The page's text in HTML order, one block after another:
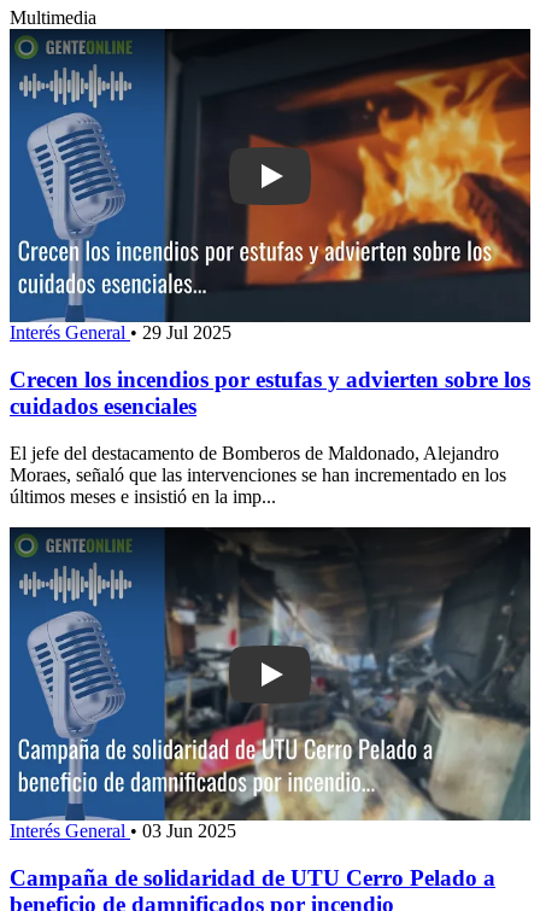
Multimedia
Play: Crecen los incendios por
Interés General • 29 Jul 2025
Crecen los incendios por estufas y advierten sobre los
cuidados esenciales
El jefe del destacamento de Bomberos de Maldonado, Alejandro
Moraes, señaló que las intervenciones se han incrementado en los
últimos meses e insistió en la imp...
Play: Campaña de solidaridad de
Interés General • 03 Jun 2025
Campaña de solidaridad de UTU Cerro Pelado a
beneficio de damnificados por incendio